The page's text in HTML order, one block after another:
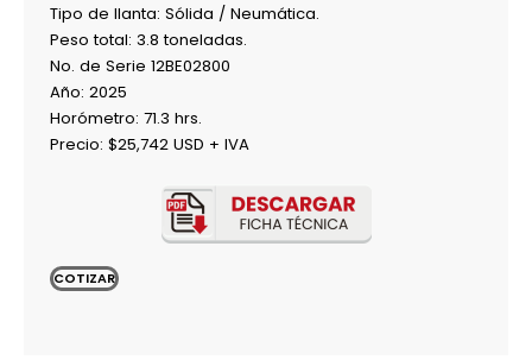
Tipo de llanta: Sólida / Neumática.
Peso total: 3.8 toneladas.
No. de Serie 12BE02800
Año: 2025
Horómetro: 71.3 hrs.
Precio: $25,742 USD + IVA
COTIZAR